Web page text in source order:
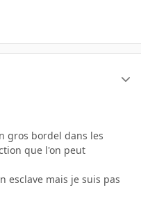
gros bordel dans les
que l'on peut
esclave mais je suis pas